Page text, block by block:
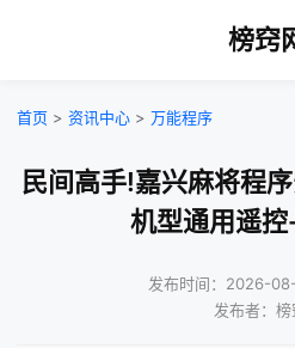
榜窍
首页 > 资讯中心 > 万能程序
民间高手!嘉兴麻将程
机型通用遥
发布时间：2026-
发布者：榜